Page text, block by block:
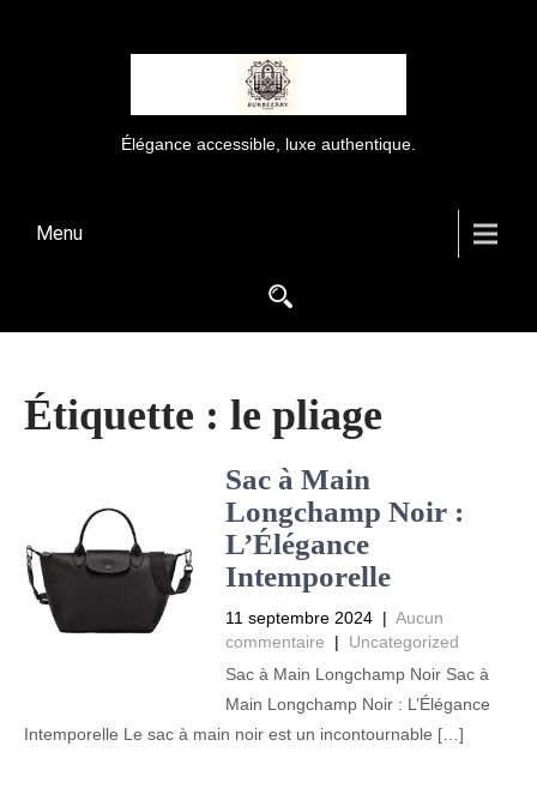
Élégance accessible, luxe authentique.
Menu
Étiquette : le pliage
Sac à Main
Longchamp Noir :
L’Élégance
Intemporelle
11 septembre 2024 | Aucun
commentaire
| Uncategorized
Sac à Main Longchamp Noir Sac à
Main Longchamp Noir : L’Élégance
Intemporelle Le sac à main noir est un incontournable […]